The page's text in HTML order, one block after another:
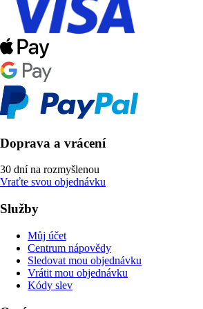
Doprava a vrácení
30 dní na rozmyšlenou
Vraťte svou objednávku
Služby
Můj účet
Centrum nápovědy
Sledovat mou objednávku
Vrátit mou objednávku
Kódy slev